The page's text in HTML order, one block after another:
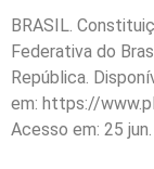
BRASIL.
Federativa do
República.
em: https://
Acesso em: 25 jun.